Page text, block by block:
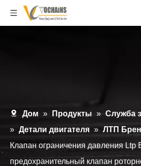
Дом » Продукты » Служба
» Детали двигателя » ЛТП
Клапан ограничения давления Ltp
предохранительный клапан